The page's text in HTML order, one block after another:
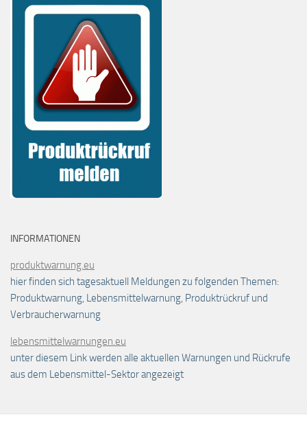
INFORMATIONEN
produktwarnung.eu
hier finden sich tagesaktuell Meldungen zu folgenden Themen:
Produktwarnung, Lebensmittelwarnung, Produktrückruf und
Verbraucherwarnung
lebensmittelwarnungen.eu
unter diesem Link werden alle aktuellen Warnungen und Rückrufe
aus dem Lebensmittel-Sektor angezeigt